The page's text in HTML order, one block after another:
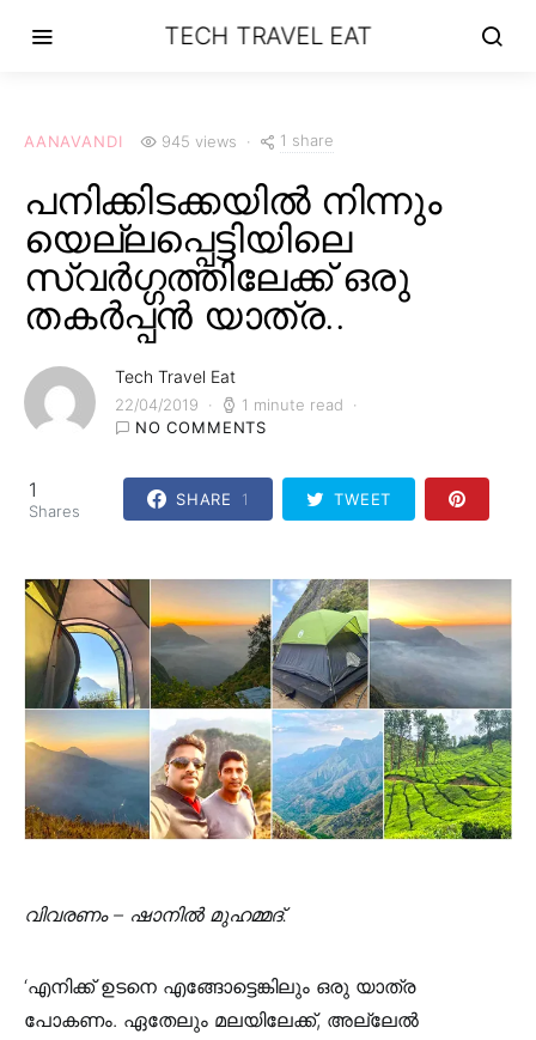
TECH TRAVEL EAT
AANAVANDI 945 views 1 share
പനിക്കിടക്കയിൽ നിന്നും
യെല്ലപ്പെട്ടിയിലെ
സ്വർഗ്ഗത്തിലേക്ക് ഒരു
തകർപ്പൻ യാത്ര..
Tech Travel Eat
22/04/2019
1 minute read
NO COMMENTS
1
Shares
SHARE 1 TWEET
വിവരണം – ഷാനിൽ മുഹമ്മദ്.
‘എനിക്ക് ഉടനെ എങ്ങോട്ടെങ്കിലും ഒരു യാത്ര
പോകണം. ഏതേലും മലയിലേക്ക്, അല്ലേൽ